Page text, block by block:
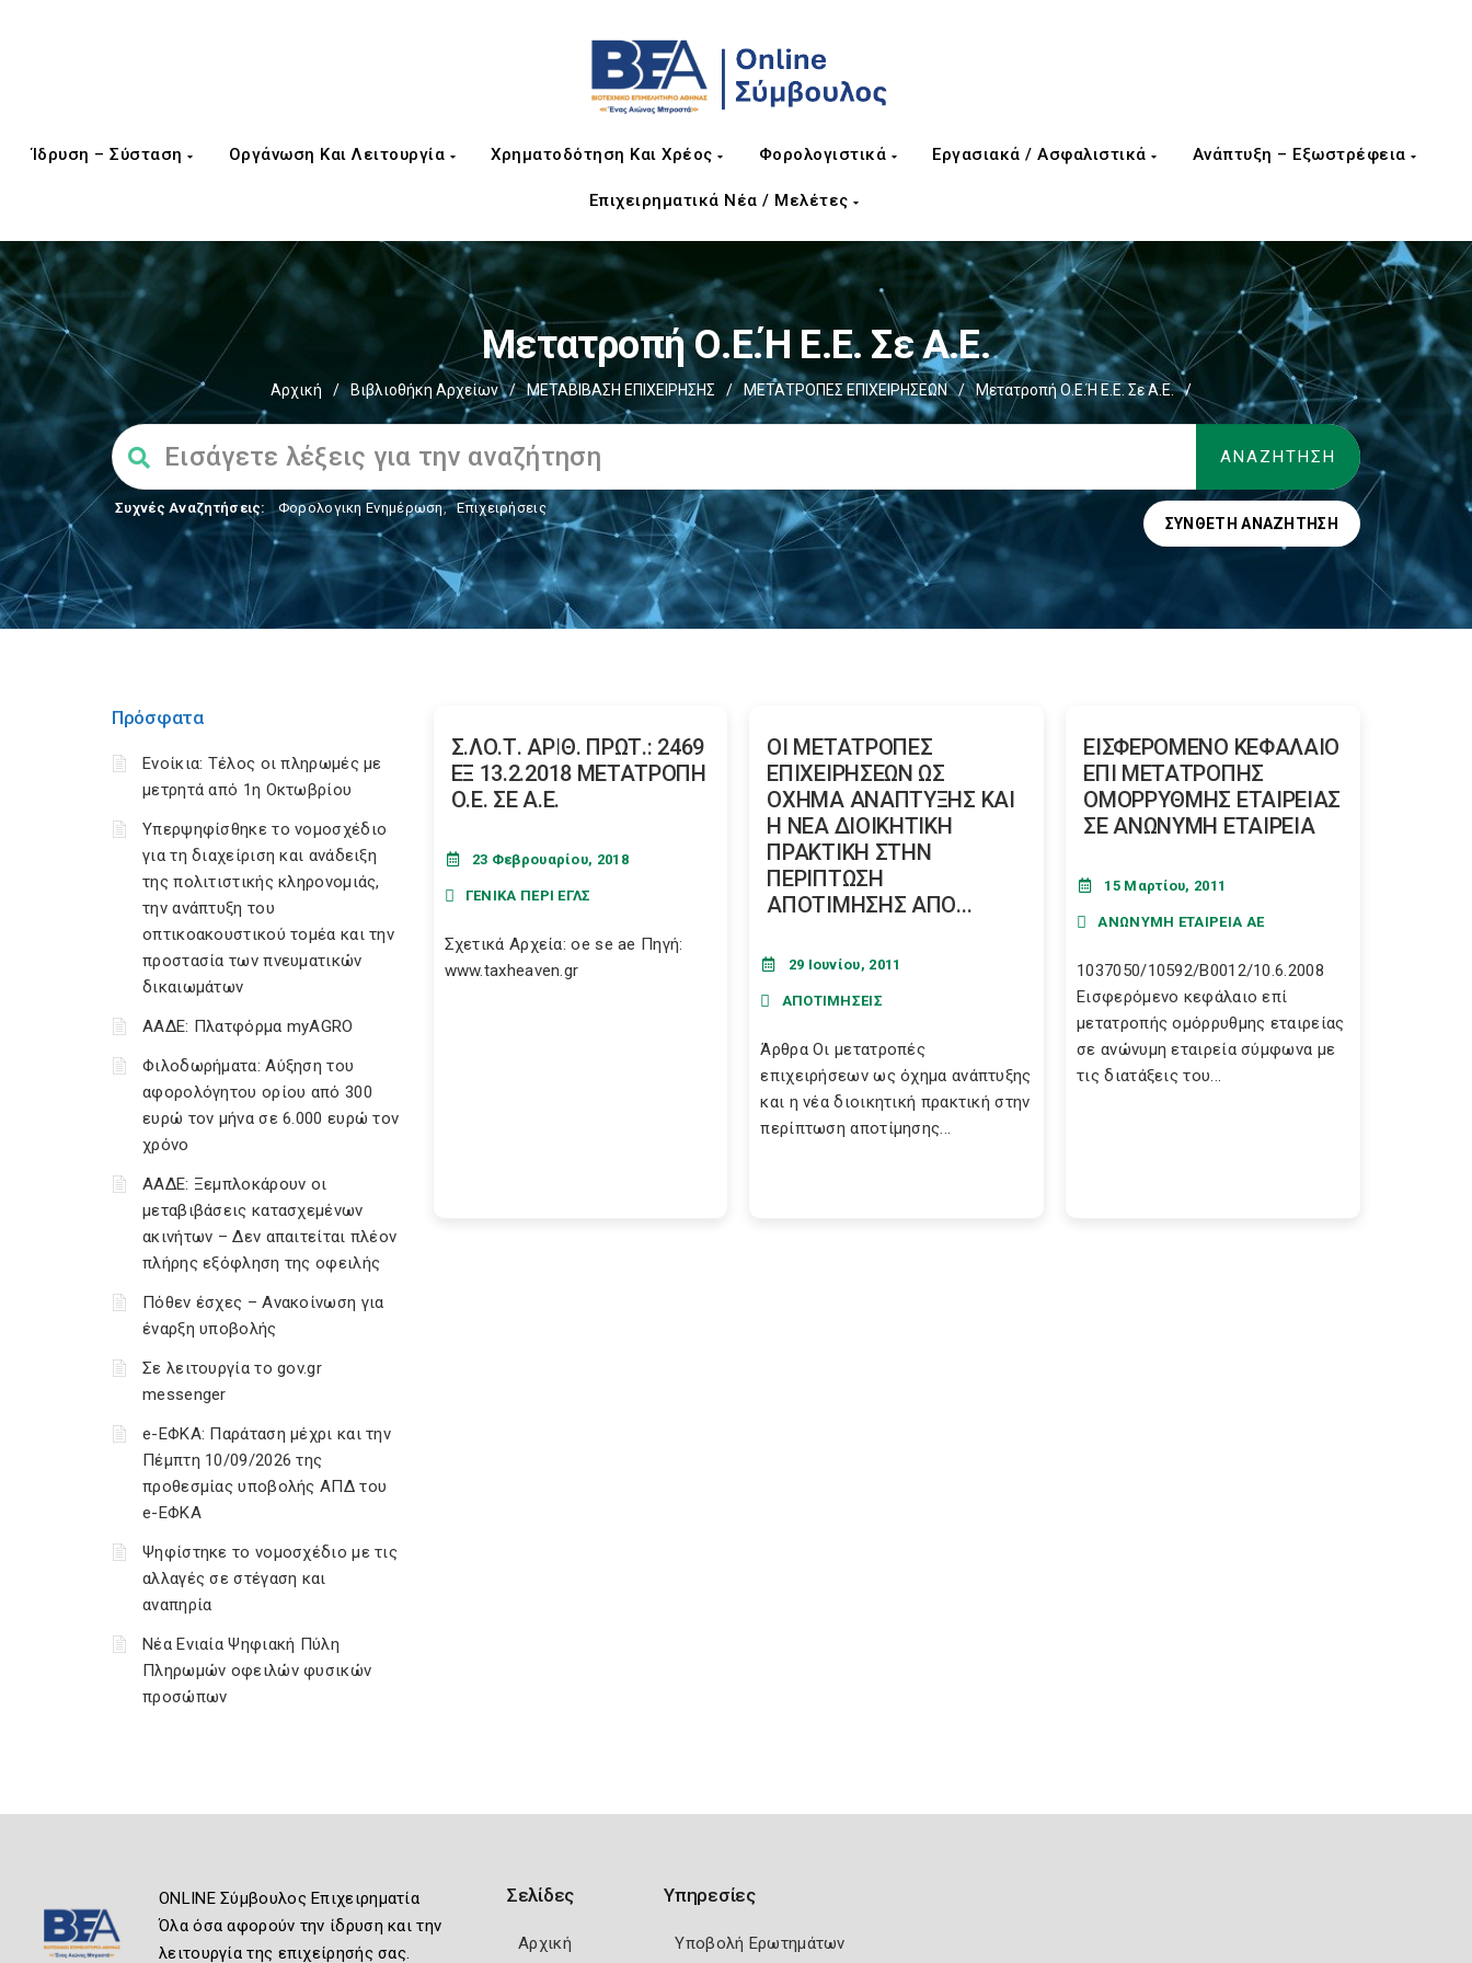
Ίδρυση – Σύσταση Οργάνωση Και Λειτουργία Χρηματοδότηση Και Χρέος Φορολογιστικά Εργασιακά / Ασφαλιστικά Ανάπτυξη – Εξωστρέφεια
Επιχειρηματικά Νέα / Μελέτες
Μετατροπή Ο.Ε.ή Ε.Ε. Σε Α.Ε.
Αρχική / Βιβλιοθήκη Αρχείων / ΜΕΤΑΒΙΒΑΣΗ ΕΠΙΧΕIΡΗΣΗΣ / ΜΕΤΑΤΡΟΠΕΣ ΕΠΙΧΕΙΡΗΣΕΩΝ / Μετατροπή Ο.Ε.ή Ε.Ε. Σε Α.Ε. /
Συχνές Αναζητήσεις: Φορολογικη Ενημέρωση, Επιχειρήσεις
ΣΎΝΘΕΤΗ ΑΝΑΖΉΤΗΣΗ
Πρόσφατα
Ενοίκια: Τέλος οι πληρωμές με
μετρητά από 1η Οκτωβρίου
Υπερψηφίσθηκε το νομοσχέδιο
για τη διαχείριση και ανάδειξη
της πολιτιστικής κληρονομιάς,
την ανάπτυξη του
οπτικοακουστικού τομέα και την
προστασία των πνευματικών
δικαιωμάτων
ΑΑΔΕ: Πλατφόρμα myAGRO
Φιλοδωρήματα: Αύξηση του
αφορολόγητου ορίου από 300
ευρώ τον μήνα σε 6.000 ευρώ τον
χρόνο
ΑΑΔΕ: Ξεμπλοκάρουν οι
μεταβιβάσεις κατασχεμένων
ακινήτων – Δεν απαιτείται πλέον
πλήρης εξόφληση της οφειλής
Πόθεν έσχες – Ανακοίνωση για
έναρξη υποβολής
Σε λειτουργία το gov.gr
messenger
e-ΕΦΚΑ: Παράταση μέχρι και την
Πέμπτη 10/09/2026 της
προθεσμίας υποβολής ΑΠΔ του
e-ΕΦΚΑ
Ψηφίστηκε το νομοσχέδιο με τις
αλλαγές σε στέγαση και
αναπηρία
Νέα Ενιαία Ψηφιακή Πύλη
Πληρωμών οφειλών φυσικών
προσώπων
Σ.ΛΟ.Τ. ΑΡΙΘ. ΠΡΩΤ.: 2469
ΕΞ 13.2.2018 ΜΕΤΑΤΡΟΠΗ
Ο.Ε. ΣΕ Α.Ε.
23 Φεβρουαρίου, 2018
ΓΕΝΙΚΑ ΠΕΡΙ ΕΓΛΣ
Σχετικά Αρχεία: oe se ae Πηγή:
www.taxheaven.gr
ΟΙ ΜΕΤΑΤΡΟΠΕΣ
ΕΠΙΧΕΙΡΗΣΕΩΝ ΩΣ
ΟΧΗΜΑ ΑΝΑΠΤΥΞΗΣ ΚΑΙ
Η ΝΕΑ ΔIOIKHTIKH
ΠΡΑΚΤΙΚΗ ΣΤΗΝ
ΠΕΡΙΠΤΩΣΗ
ΑΠΟΤΙΜΗΣΗΣ ΑΠΟ...
29 Ιουνίου, 2011
ΑΠΟΤΙΜΗΣΕΙΣ
Άρθρα Οι μετατροπές
επιχειρήσεων ως όχημα ανάπτυξης
και η νέα διοικητική πρακτική στην
περίπτωση αποτίμησης...
ΕΙΣΦΕΡΟΜΕΝΟ ΚΕΦΑΛΑΙΟ
ΕΠΙ ΜΕΤΑΤΡΟΠΗΣ
ΟΜΟΡΡΥΘΜΗΣ ΕΤΑΙΡΕΙΑΣ
ΣΕ ΑΝΩΝΥΜΗ ΕΤΑΙΡΕΙΑ
15 Μαρτίου, 2011
ΑΝΩΝΥΜΗ ΕΤΑΙΡΕΙΑ ΑΕ
1037050/10592/Β0012/10.6.2008
Εισφερόμενο κεφάλαιο επί
μετατροπής ομόρρυθμης εταιρείας
σε ανώνυμη εταιρεία σύμφωνα με
τις διατάξεις του...
ONLINE Σύμβουλος Επιχειρηματία
Όλα όσα αφορούν την ίδρυση και την
λειτουργία της επιχείρησής σας.
Σελίδες
Αρχική
Υπηρεσίες
Υποβολή Ερωτημάτων